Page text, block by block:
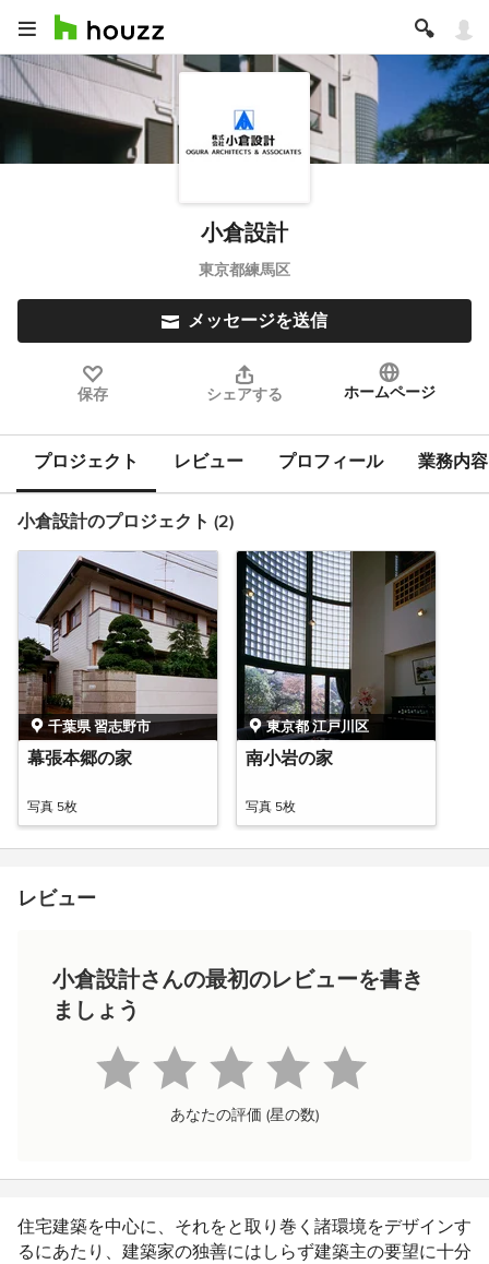
小倉設計
東京都練馬区
メッセージを送信
保存 シェアする ホームページ
プロジェクト レビュー プロフィール 業務内容
小倉設計のプロジェクト (2)
千葉県 習志野市
幕張本郷の家
写真 5枚
東京都 江戸川区
南小岩の家
写真 5枚
レビュー
小倉設計さんの最初のレビューを書き
ましょう
あなたの評価 (星の数)
住宅建築を中心に、それをと取り巻く諸環境をデザインす
るにあたり、建築家の独善にはしらず建築主の要望に十分